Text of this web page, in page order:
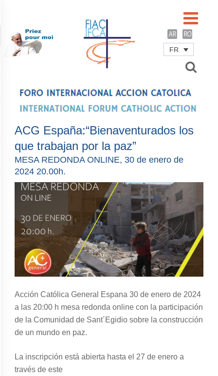
FR
ACG España:“Bienaventurados los
que trabajan por la paz”
MESA REDONDA ONLINE, 30 de enero de
2024 20.00h.
Acción Católica General Espana 30 de enero de 2024
a las 20:00 h mesa redonda online con la participación
de la Comunidad de Sant´Egidio sobre la construcción
de un mundo en paz.
La inscripción está abierta hasta el 27 de enero a
través de este
Password